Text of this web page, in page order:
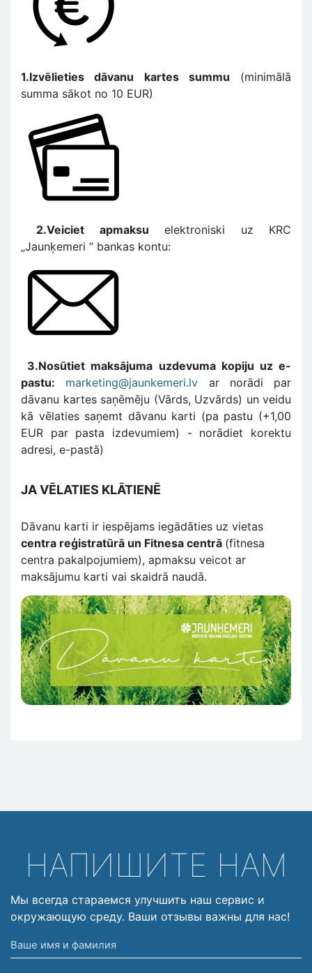
1.Izvēlieties dāvanu kartes summu (minimālā
summa sākot no 10 EUR)
Изображение
2.Veiciet apmaksu elektroniski uz KRC
„Jaunķemeri ” bankas kontu:
Изображение
3.Nosūtiet maksājuma uzdevuma kopiju uz e-
pastu:
marketing@jaunkemeri.lv ar norādi par
dāvanu kartes saņēmēju (Vārds, Uzvārds) un veidu
kā vēlaties saņemt dāvanu karti (pa pastu (+1,00
EUR par pasta izdevumiem) - norādiet korektu
adresi, e-pastā)
JA VĒLATIES KLĀTIENĒ
Dāvanu karti ir iespējams iegādāties uz vietas
centra reģistratūrā un Fitnesa centrā (fitnesa
centra pakalpojumiem), apmaksu veicot ar
maksājumu karti vai skaidrā naudā.
Изображение
НАПИШИТЕ НАМ
Мы всегда стараемся улучшить наш сервис и
окружающую среду. Ваши отзывы важны для нас!
Ваше
имя